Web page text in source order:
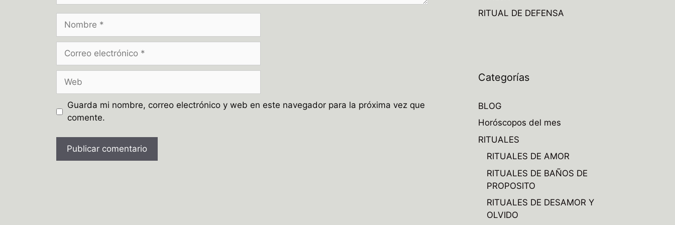
Nombre
Correo
Web
Guarda mi nombre, correo electrónico y web en este navegador para la próxima vez que
comente.
RITUAL DE DEFENSA
Categorías
BLOG
Horóscopos del mes
RITUALES
RITUALES DE AMOR
RITUALES DE BAÑOS DE
PROPOSITO
RITUALES DE DESAMOR Y
OLVIDO